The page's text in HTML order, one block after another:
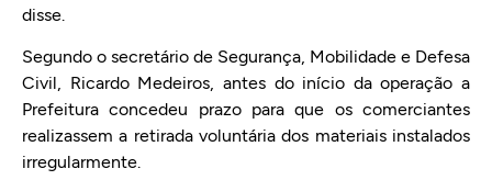
disse.
Segundo o secretário de Segurança, Mobilidade e Defesa
Civil, Ricardo Medeiros, antes do início da operação a
Prefeitura concedeu prazo para que os comerciantes
realizassem a retirada voluntária dos materiais instalados
irregularmente.